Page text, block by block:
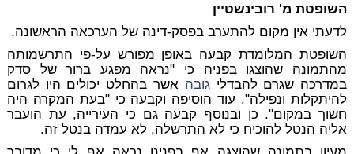
השופטת מ' רובינשטיין
לדעתי אין מקום להתערב בפסק-דינה של הערכאה הראשונה.
השופטת המלומדת קבעה באופן מפורש על-פי התרשמותה
מהתמונה שהוצגו בפניה כי "נראה מפגע ברור של סדק
במדרכה שגרם להבדליגובה אשר בהחלט יכולים היו לגרום
להיתקלות ונפילה". עוד הוסיפה וקבעה כי "בעת המקרה היה
חשוך במקום". כן ובנוסף קבעה גם כי העירייה, עת הועבר
אליה הנטל להוכיח כי לא התרשלה, לא עמדה בנטל זה.